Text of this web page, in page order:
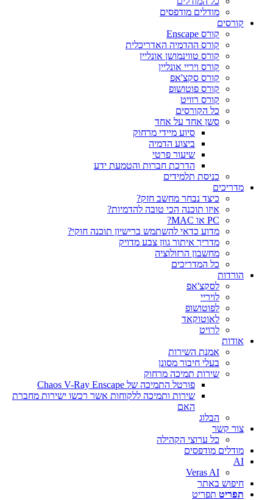
מודלים מודפסים
קורסים
קורס Enscape
קורס ההדמיה האדריכלית
קורס טווינמושן אונליין
קורס ויריי אונליין
קורס סקצ'אפ
קורס פוטושופ
קורס רוויט
כל הקורסים
סשן אחד על אחד
סיוע מיידי מרחוק
ביצוע הדמיה
שיעור פרטי
הדרכת חברות והטמעת ידע
כניסת תלמידים
מדריכים
כיצד נבחר מחשב חזק?
איזו תוכנה הכי טובה להדמיות?‎‎
PC או MAC?
מדוע כדאי להשתמש ברישיון תוכנה חוקי?
מדריך איתור גוון צבע מדויק
מחשבון הרזולוציה
כל המדריכים
הורדות
לסקצ'אפ
לויריי
לפוטושופ
לאוטוקאד
לרויט
אודות
אמנת השירות
בעלי חיבור מסונן
שירות תמיכה מרחוק
פורטל התמיכה של Chaos V-Ray Enscape
שירות ותמיכה ללקוחות אשר רכשו ישירות מחברת
האם
הבלוג
צור קשר
כל ערוצי הקהילה
מודלים מודפסים
AI
Veras AI
חיפוש באתר
תפריט תפריט